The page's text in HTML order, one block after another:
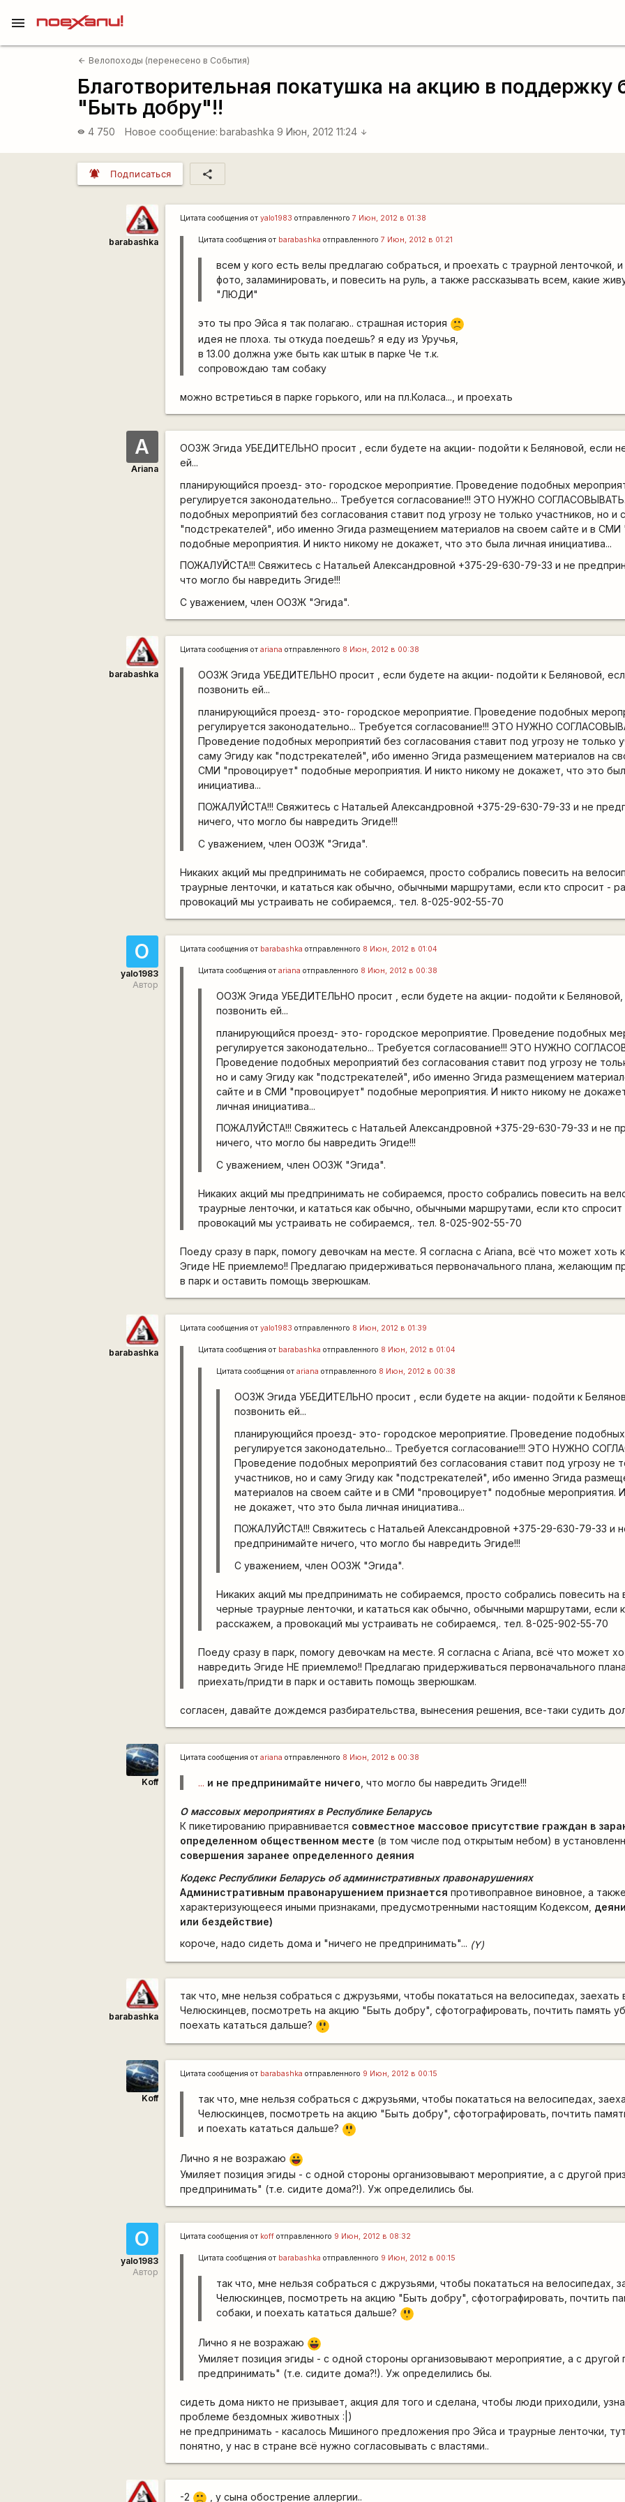
menu
arrow_back Велопоходы (перенесено в События)
Благотворительная покатушка на акцию в
"Быть добру"!!
visibility 4 750 Новое сообщение: barabashka 9 Июн, 2012 11:24 arrow_downward
notifications_active Подписаться share
barabashka
Цитата сообщения отyalo1983 отправленного7 Июн, 2012 в 01:38
Цитата сообщения от barabashka отправленного7 Июн, 2012 в 01:21
всем у кого есть велы предлагаю собраться, и проехать с траурной ленточкой, и
фото, заламинировать, и повесить на руль, а также рассказывать всем, какие
"ЛЮДИ"
это ты про Эйса я так полагаю.. страшная история
:(
идея не плоха. ты откуда поедешь? я еду из Уручья,
в 13.00 должна уже быть как штык в парке Че т.к.
сопровождаю там собаку
можно встретиься в парке горького, или на пл.Коласа..., и проехать
A
Ariana
ООЗЖ Эгида УБЕДИТЕЛЬНО просит , если будете на акции- подойти к Беляновой, если
ей...
планирующийся проезд- это- городское мероприятие. Проведение подобных
регулируется законодательно... Требуется согласование!!! ЭТО НУЖНО
подобных мероприятий без согласования ставит под угрозу не только участников, но и
"подстрекателей", ибо именно Эгида размещением материалов на своем сайте и в СМИ
подобные мероприятия. И никто никому не докажет, что это была личная инициатива...
ПОЖАЛУЙСТА!!! Свяжитесь с Натальей Александровной +375-29-630-79-33 и не
что могло бы навредить Эгиде!!!
С уважением, член ООЗЖ "Эгида".
barabashka
Цитата сообщения отariana отправленного 8 Июн, 2012 в 00:38
ООЗЖ Эгида УБЕДИТЕЛЬНО просит , если будете на акции- подойти к Беляновой,
позвонить ей...
планирующийся проезд- это- городское мероприятие. Проведение подобных
регулируется законодательно... Требуется согласование!!! ЭТО НУЖНО
Проведение подобных мероприятий без согласования ставит под угрозу не только
саму Эгиду как "подстрекателей", ибо именно Эгида размещением материалов на
СМИ "провоцирует" подобные мероприятия. И никто никому не докажет, что это
инициатива...
ПОЖАЛУЙСТА!!! Свяжитесь с Натальей Александровной +375-29-630-79-33 и не
ничего, что могло бы навредить Эгиде!!!
С уважением, член ООЗЖ "Эгида".
Никаких акций мы предпринимать не собираемся, просто собрались повесить на
траурные ленточки, и кататься как обычно, обычными маршрутами, если кто спросит -
провокаций мы устраивать не собираемся,. тел. 8-025-902-55-70
О
yalo1983
Автор
Цитата сообщения от barabashka отправленного 8 Июн, 2012 в 01:04
Цитата сообщения отariana отправленного 8 Июн, 2012 в 00:38
ООЗЖ Эгида УБЕДИТЕЛЬНО просит , если будете на акции- подойти к Беляновой,
позвонить ей...
планирующийся проезд- это- городское мероприятие. Проведение подобных
регулируется законодательно... Требуется согласование!!! ЭТО НУЖНО
Проведение подобных мероприятий без согласования ставит под угрозу не
но и саму Эгиду как "подстрекателей", ибо именно Эгида размещением
сайте и в СМИ "провоцирует" подобные мероприятия. И никто никому не
личная инициатива...
ПОЖАЛУЙСТА!!! Свяжитесь с Натальей Александровной +375-29-630-79-33 и не
ничего, что могло бы навредить Эгиде!!!
С уважением, член ООЗЖ "Эгида".
Никаких акций мы предпринимать не собираемся, просто собрались повесить на
траурные ленточки, и кататься как обычно, обычными маршрутами, если кто
провокаций мы устраивать не собираемся,. тел. 8-025-902-55-70
Поеду сразу в парк, помогу девочкам на месте. Я согласна с Ariana, всё что может хоть
Эгиде НЕ приемлемо!! Предлагаю придерживаться первоначального плана, желающим
в парк и оставить помощь зверюшкам.
barabashka
Цитата сообщения отyalo1983 отправленного 8 Июн, 2012 в 01:39
Цитата сообщения от barabashka отправленного 8 Июн, 2012 в 01:04
Цитата сообщения отariana отправленного 8 Июн, 2012 в 00:38
ООЗЖ Эгида УБЕДИТЕЛЬНО просит , если будете на акции- подойти к
позвонить ей...
планирующийся проезд- это- городское мероприятие. Проведение
регулируется законодательно... Требуется согласование!!! ЭТО НУЖНО
Проведение подобных мероприятий без согласования ставит под угрозу не
участников, но и саму Эгиду как "подстрекателей", ибо именно Эгида
материалов на своем сайте и в СМИ "провоцирует" подобные мероприятия.
не докажет, что это была личная инициатива...
ПОЖАЛУЙСТА!!! Свяжитесь с Натальей Александровной +375-29-630-79-33 и
предпринимайте ничего, что могло бы навредить Эгиде!!!
С уважением, член ООЗЖ "Эгида".
Никаких акций мы предпринимать не собираемся, просто собрались повесить на
черные траурные ленточки, и кататься как обычно, обычными маршрутами, если
расскажем, а провокаций мы устраивать не собираемся,. тел. 8-025-902-55-70
Поеду сразу в парк, помогу девочкам на месте. Я согласна с Ariana, всё что может
навредить Эгиде НЕ приемлемо!! Предлагаю придерживаться первоначального
приехать/придти в парк и оставить помощь зверюшкам.
согласен, давайте дождемся разбирательства, вынесения решения, все-таки судить
Koff
Цитата сообщения отariana отправленного 8 Июн, 2012 в 00:38
... и не предпринимайте ничего , что могло бы навредить Эгиде!!!
О массовых мероприятиях в Республике Беларусь
К пикетированию приравнивается совместное массовое присутствие граждан в
определенном общественном месте (в том числе под открытым небом) в
совершения заранее определенного деяния
Кодекс Республики Беларусь об административных правонарушениях
Административным правонарушением признается противоправное виновное, а также
характеризующееся иными признаками, предусмотренными настоящим Кодексом,
или бездействие)
короче, надо сидеть дома и "ничего не предпринимать"... (Y)
barabashka
так что, мне нельзя собраться с джрузьями, чтобы покататься на велосипедах, заехать
Челюскинцев, посмотреть на акцию "Быть добру", сфотографировать, почтить память
поехать кататься дальше?
=8
O
Koff
Цитата сообщения от barabashka отправленного 9 Июн, 2012 в 00:15
так что, мне нельзя собраться с джрузьями, чтобы покататься на велосипедах,
Челюскинцев, посмотреть на акцию "Быть добру", сфотографировать, почтить
и поехать кататься дальше?
=8
O
Лично я не возражаю |-))
Умиляет позиция эгиды - с одной стороны организовывают мероприятие, а с другой
предпринимать" (т.е. сидите дома?!). Уж определились бы.
О
yalo1983
Автор
Цитата сообщения от koff отправленного 9 Июн, 2012 в 08:32
Цитата сообщения от barabashka отправленного 9 Июн, 2012 в 00:15
так что, мне нельзя собраться с джрузьями, чтобы покататься на велосипедах,
Челюскинцев, посмотреть на акцию "Быть добру", сфотографировать, почтить
собаки, и поехать кататься дальше?
=8
O
Лично я не возражаю |-))
Умиляет позиция эгиды - с одной стороны организовывают мероприятие, а с другой
предпринимать" (т.е. сидите дома?!). Уж определились бы.
сидеть дома никто не призывает, акция для того и сделана, чтобы люди приходили,
проблеме бездомных животных :|)
не предпринимать - касалось Мишиного предложения про Эйса и траурные ленточки,
понятно, у нас в стране всё нужно согласовывать с властями..
-2 :( , у сына обострение аллергии..